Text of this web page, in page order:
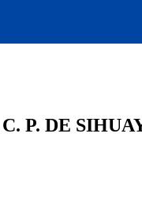
P. DE